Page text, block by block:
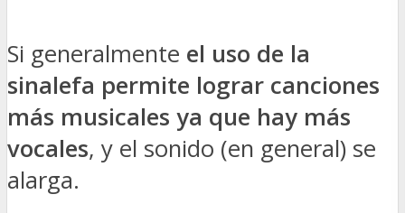
Si generalmente el uso de la
sinalefa permite lograr canciones
más musicales ya que hay más
vocales, y el sonido (en general) se
alarga.